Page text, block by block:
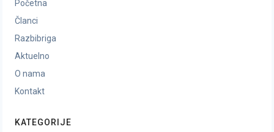
Početna
Članci
Razbibriga
Aktuelno
O nama
Kontakt
KATEGORIJE